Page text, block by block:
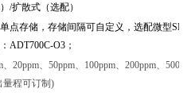
/扩散式（选配）
点存储，存储间隔可自定义，选配微型SD
ADT700C-O3；
、20ppm、50ppm、100ppm、200ppm、
量程可订制)